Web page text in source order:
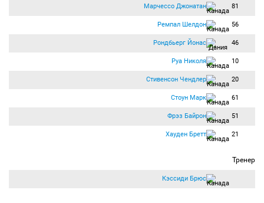
Марчессо Джонатан 81
Ремпал Шелдон 56
Рондбьерг Йонас 46
Руа Николя 10
Стивенсон Чендлер 20
Стоун Марк 61
Фрэз Байрон 51
Хауден Бретт 21
Тренер
Кэссиди Брюс